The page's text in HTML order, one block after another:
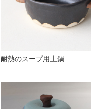
耐熱のスープ用土鍋